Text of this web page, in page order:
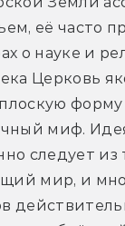
её часто
о науке и
Церковь
миф.
следует из
мир, и